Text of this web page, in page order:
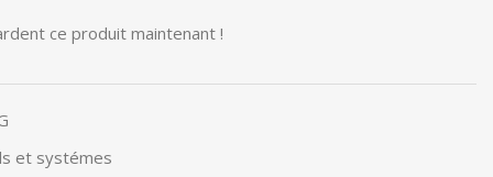
ce produit maintenant !
et systémes